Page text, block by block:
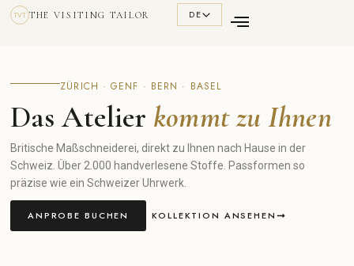
TVT THE VISITING TAILOR DE
ZÜRICH · GENF · BERN · BASEL
Das Atelier kommt zu Ihnen
Britische Maßschneiderei, direkt zu Ihnen nach Hause in der
Schweiz. Über 2.000 handverlesene Stoffe. Passformen so
präzise wie ein Schweizer Uhrwerk.
ANPROBE BUCHEN KOLLEKTION ANSEHEN